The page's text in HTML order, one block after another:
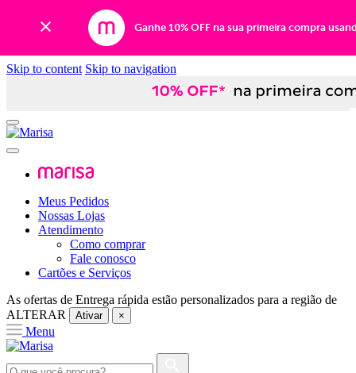
Ganhe 10% OFF na sua primeira compra
Skip to content Skip to navigation
Meus Pedidos
Nossas Lojas
Atendimento
Como comprar
Fale conosco
Cartões e Serviços
As ofertas de Entrega rápida estão personalizados para a região de
ALTERAR
Ativar ×
Menu